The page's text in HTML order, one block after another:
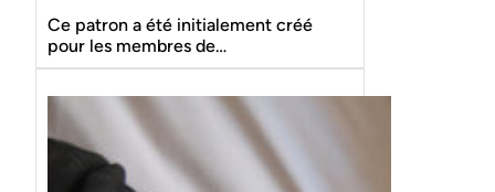
Ce patron a été initialement créé
pour les membres de…